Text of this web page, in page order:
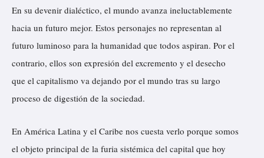
En su devenir dialéctico, el mundo avanza ineluctablemente
hacia un futuro mejor. Estos personajes no representan al
futuro luminoso para la humanidad que todos aspiran. Por el
contrario, ellos son expresión del excremento y el desecho
que el capitalismo va dejando por el mundo tras su largo
proceso de digestión de la sociedad.
En América Latina y el Caribe nos cuesta verlo porque somos
el objeto principal de la furia sistémica del capital que hoy